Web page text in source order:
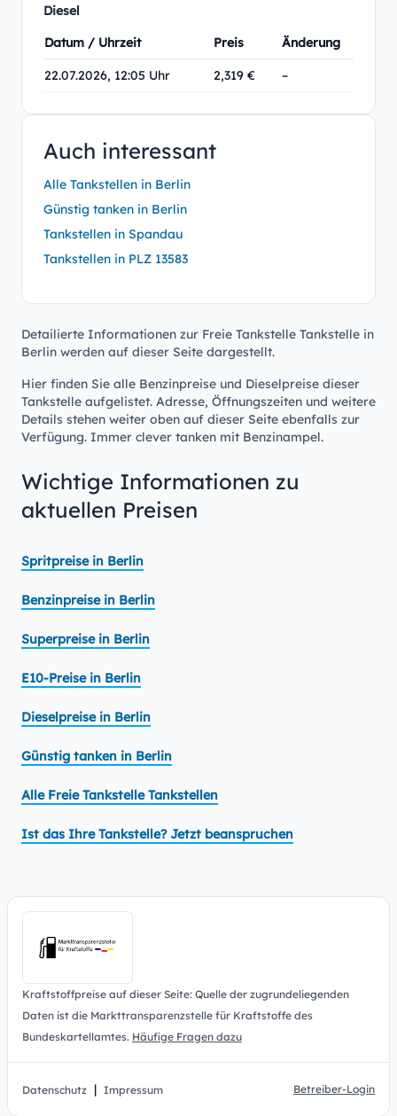
Diesel
Datum / Uhrzeit
Preis Änderung
22.07.2026, 12:05 Uhr 2,319 € –
Auch interessant
Alle Tankstellen in Berlin
Günstig tanken in Berlin
Tankstellen in Spandau
Tankstellen in PLZ 13583
Detailierte Informationen zur Freie Tankstelle Tankstelle in
Berlin werden auf dieser Seite dargestellt.
Hier finden Sie alle Benzinpreise und Dieselpreise dieser
Tankstelle aufgelistet. Adresse, Öffnungszeiten und weitere
Details stehen weiter oben auf dieser Seite ebenfalls zur
Verfügung. Immer clever tanken mit Benzinampel.
Wichtige Informationen zu
aktuellen Preisen
Spritpreise in Berlin
Benzinpreise in Berlin
Superpreise in Berlin
E10-Preise in Berlin
Dieselpreise in Berlin
Günstig tanken in Berlin
Alle Freie Tankstelle Tankstellen
Ist das Ihre Tankstelle? Jetzt beanspruchen
Kraftstoffpreise auf dieser Seite: Quelle der zugrundeliegenden
Daten ist die Markttransparenzstelle für Kraftstoffe des
Bundeskartellamtes. Häufige Fragen dazu
Datenschutz | Impressum Betreiber-Login